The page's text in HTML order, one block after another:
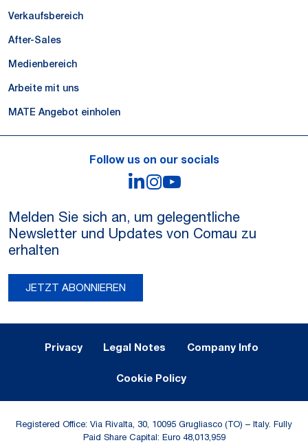
Verkaufsbereich
After-Sales
Medienbereich
Arbeite mit uns
MATE Angebot einholen
Follow us on our socials
LinkedIn
Instagram
Melden Sie sich an, um gelegentliche
Newsletter und Updates von Comau zu
erhalten
JETZT ABONNIEREN
Privacy Legal Notes Company Info
Cookie Policy
Registered Office: Via Rivalta, 30, 10095 Grugliasco (TO) – Italy. Fully
Paid Share Capital: Euro 48,013,959